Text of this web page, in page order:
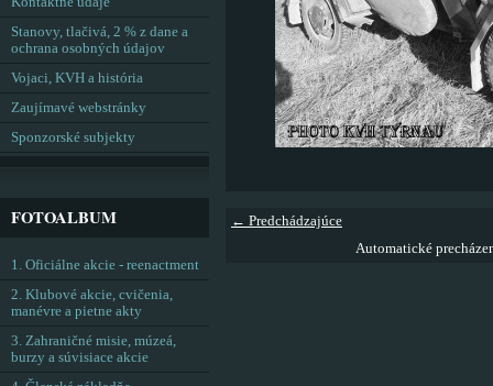
← Predchádzajúce
Automatické
Stanovy, tlačivá, 2 % z dane a
ochrana osobných údajov
Vojaci, KVH a história
Zaujímavé webstránky
Sponzorské subjekty
FOTOALBUM
1. Oficiálne akcie - reenactment
2. Klubové akcie, cvičenia,
manévre a pietne akty
3. Zahraničné misie, múzeá,
burzy a súvisiace akcie